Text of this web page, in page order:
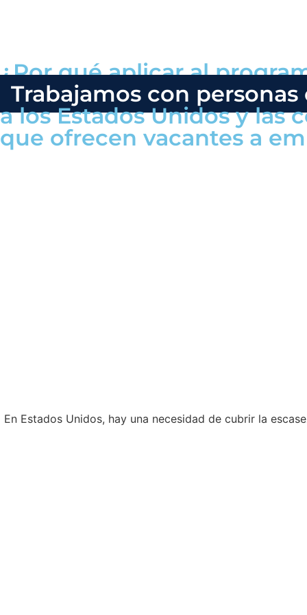
¿Por qué aplicar al
Trabajamos con
a los Estados Unidos y las
que ofrecen vacantes a
En Estados Unidos, hay una necesidad de cubrir la